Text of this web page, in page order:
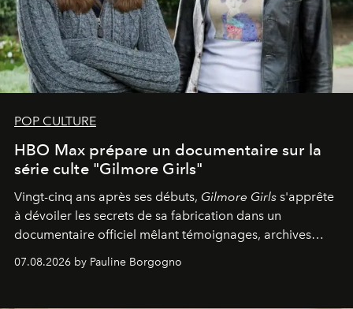
POP CULTURE
HBO Max prépare un documentaire sur la
série culte "Gilmore Girls"
Vingt-cinq ans après ses débuts, Gilmore Girls s'apprête
à dévoiler les secrets de sa fabrication dans un
documentaire officiel mêlant témoignages, archives
générationnel.
07.08.2026 by Pauline Borgogno